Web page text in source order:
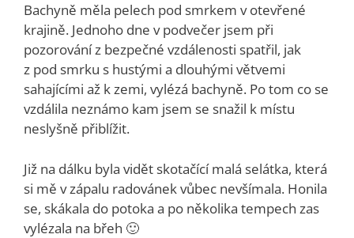
Bachyně měla pelech pod smrkem v otevřené
krajině. Jednoho dne v podvečer jsem při
pozorování z bezpečné vzdálenosti spatřil, jak
z pod smrku s hustými a dlouhými větvemi
sahajícími až k zemi, vylézá bachyně. Po tom co se
vzdálila neznámo kam jsem se snažil k místu
neslyšně přiblížit.
Již na dálku byla vidět skotačící malá selátka, která
si mě v zápalu radovánek vůbec nevšímala. Honila
se, skákala do potoka a po několika tempech zas
vylézala na břeh 🙂